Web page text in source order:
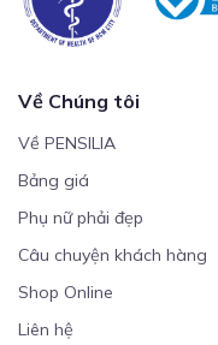
Về Chúng tôi
Về PENSILIA
Bảng giá
Phụ nữ phải đẹp
Câu chuyện khách hàng
Shop Online
Liên hệ